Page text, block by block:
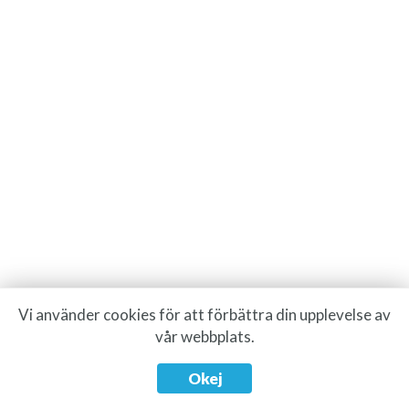
Vi använder cookies för att förbättra din upplevelse av
vår webbplats.
Okej